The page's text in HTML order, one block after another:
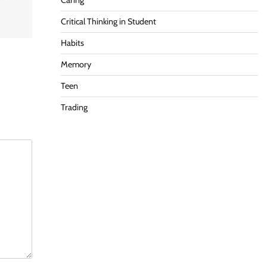
Critical Thinking in Student
Habits
Memory
Teen
Trading